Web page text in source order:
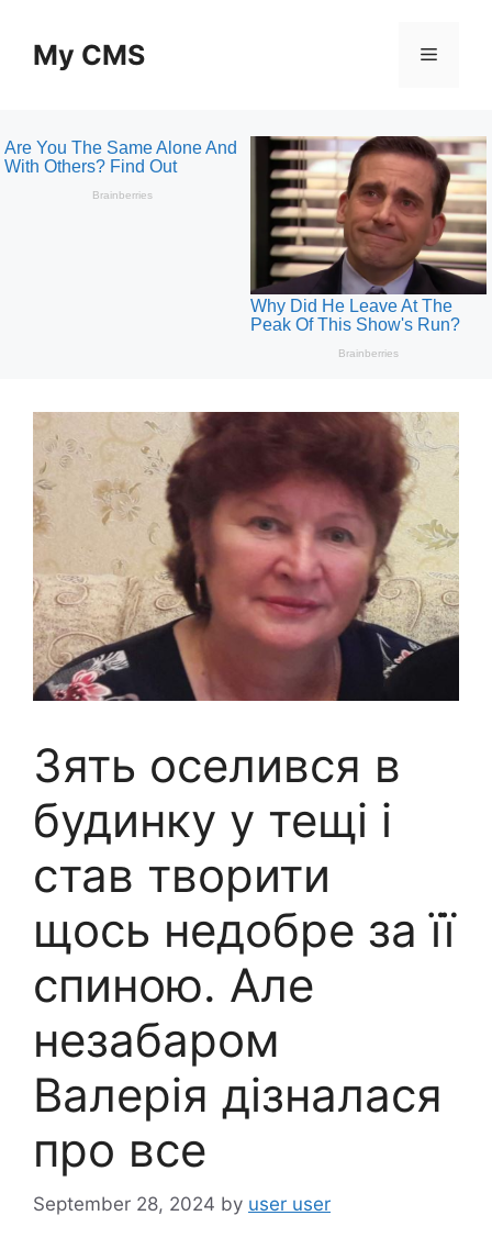
contentMy CMS Menu
Зять оселився в
будинку у тещі і
став творити
щось недобре за її
спиною. Але
незабаром
Валерія дізналася
про все
September 28, 2024 by user user